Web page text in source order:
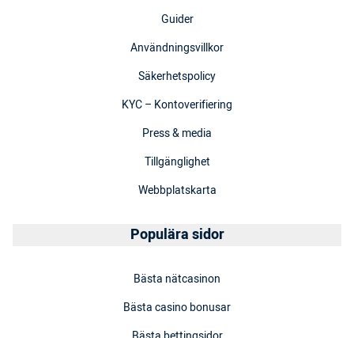
Guider
Användningsvillkor
Säkerhetspolicy
KYC – Kontoverifiering
Press & media
Tillgänglighet
Webbplatskarta
Populära sidor
Bästa nätcasinon
Bästa casino bonusar